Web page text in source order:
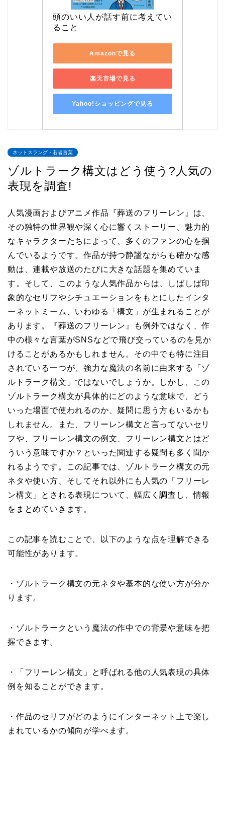
頭のいい人が話す前に考えてい
ること
Amazonで見る
楽天市場で見る
Yahoo!ショッピングで見る
ネットスラング・若者言葉
ゾルトラーク構文はどう使う?人気の
表現を調査!
人気漫画およびアニメ作品『葬送のフリーレン』は、
その独特の世界観や深く心に響くストーリー、魅力的
なキャラクターたちによって、多くのファンの心を掴
んでいるようです。作品が持つ静謐ながらも確かな感
動は、連載や放送のたびに大きな話題を集めていま
す。そして、このような人気作品からは、しばしば印
象的なセリフやシチュエーションをもとにしたインタ
ーネットミーム、いわゆる「構文」が生まれることが
あります。『葬送のフリーレン』も例外ではなく、作
中の様々な言葉がSNSなどで飛び交っているのを見か
けることがあるかもしれません。その中でも特に注目
されている一つが、強力な魔法の名前に由来する「ゾ
ルトラーク構文」ではないでしょうか。しかし、この
ゾルトラーク構文が具体的にどのような意味で、どう
いった場面で使われるのか、疑問に思う方もいるかも
しれません。また、フリーレン構文と言ってないセリ
フや、フリーレン構文の例文、フリーレン構文とはど
ういう意味ですか？といった関連する疑問も多く聞か
れるようです。この記事では、ゾルトラーク構文の元
ネタや使い方、そしてそれ以外にも人気の「フリーレ
ン構文」とされる表現について、幅広く調査し、情報
をまとめていきます。
この記事を読むことで、以下のような点を理解できる
可能性があります。
・ゾルトラーク構文の元ネタや基本的な使い方が分か
ります。
・ゾルトラークという魔法の作中での背景や意味を把
握できます。
・「フリーレン構文」と呼ばれる他の人気表現の具体
例を知ることができます。
・作品のセリフがどのようにインターネット上で楽し
まれているかの傾向が学べます。